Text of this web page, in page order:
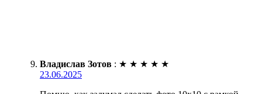
Владислав Зотов : ★ ★ ★ ★ ★
23.06.2025